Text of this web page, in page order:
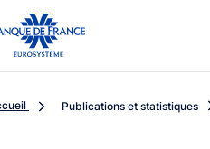
- Menu Principal
Publications et statistiques